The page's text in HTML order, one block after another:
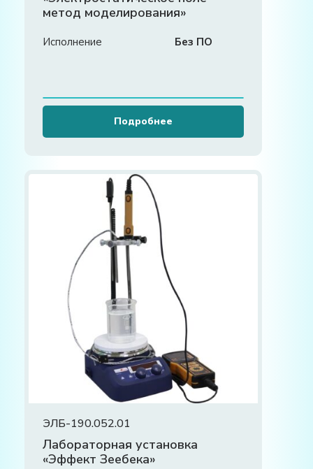
метод моделирования»
Исполнение Без ПО
Подробнее
ЭЛБ-190.052.01
Лабораторная установка
«Эффект Зеебека»